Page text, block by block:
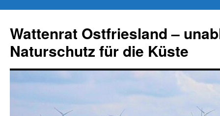
springen
Wattenrat Ostfriesland –
Naturschutz für die Küste